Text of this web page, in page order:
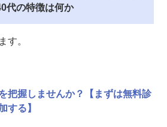
代の特徴は何か
す。
把握しませんか？【まずは無料診
する】